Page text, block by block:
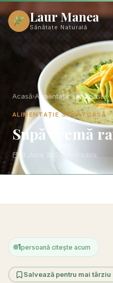
Laur Manea
Sănătate Naturală
Acasă›Alimentație sănătoasă
ALIMENTAȚIE SĂNĂTOASĂ
Supă cremă
13 June 2020 1 min citire
1persoană citește acum
Salvează pentru mai târziu